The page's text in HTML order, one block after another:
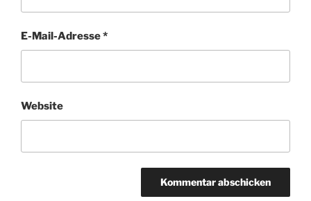
E-Mail-Adresse*
Website